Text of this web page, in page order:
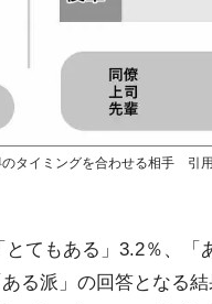
タイミングを合わせる相手 引
てもある」3.2％、「
る派」の回答となる